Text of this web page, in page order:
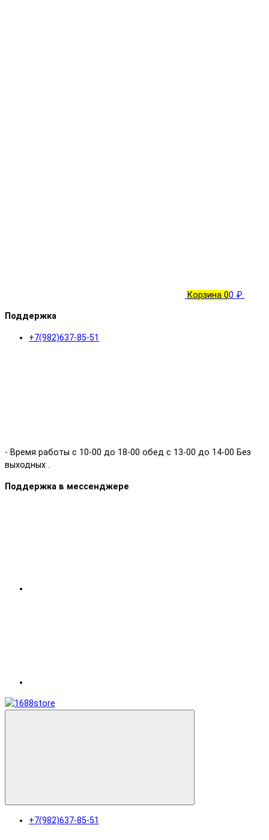
Корзина 00 ₽.
Поддержка
+7(982)637-85-51
- Время работы с 10-00 до 18-00 обед с 13-00 до 14-00 Без
выходных .
Поддержка в мессенджере
+7(982)637-85-51